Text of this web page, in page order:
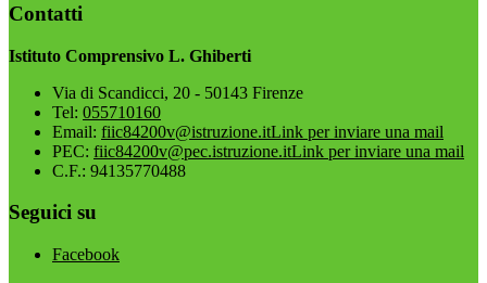
Contatti
Istituto Comprensivo L. Ghiberti
Via di Scandicci, 20 - 50143 Firenze
Tel: 055710160
Email: fiic84200v@istruzione.itLink per inviare una mail
PEC: fiic84200v@pec.istruzione.itLink per inviare una mail
C.F.: 94135770488
Seguici su
Facebook